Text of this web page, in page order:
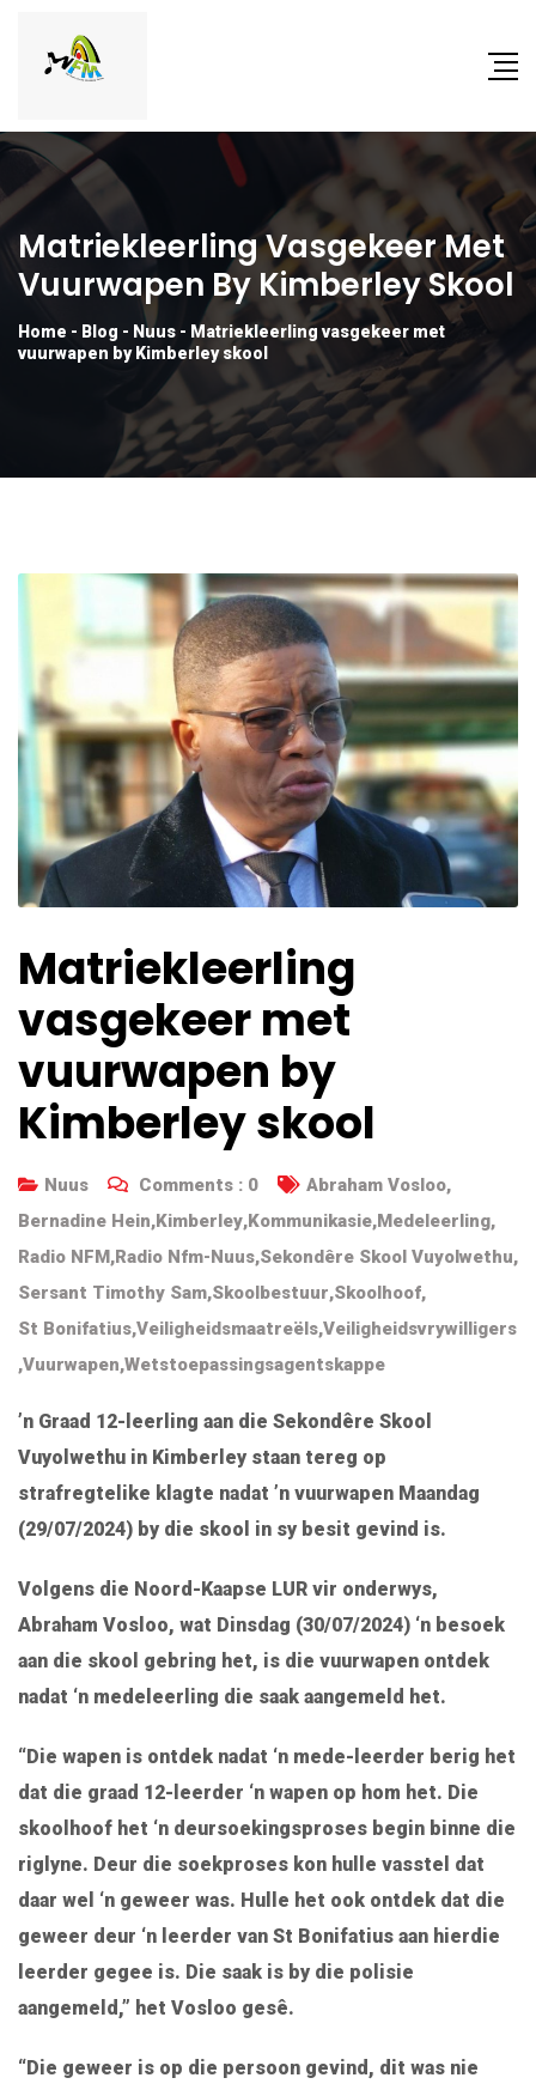
Matriekleerling Vasgekeer Met
Vuurwapen By Kimberley Skool
Home - Blog - Nuus - Matriekleerling vasgekeer met
vuurwapen by Kimberley skool
Matriekleerling
vasgekeer met
vuurwapen by
Kimberley skool
Nuus Comments : 0 Abraham Vosloo,
Bernadine Hein,Kimberley,Kommunikasie,Medeleerling,
Radio NFM,Radio Nfm-Nuus,Sekondêre Skool Vuyolwethu,
Sersant Timothy Sam,Skoolbestuur,Skoolhoof,
St Bonifatius,Veiligheidsmaatreëls,Veiligheidsvrywilligers
,Vuurwapen,Wetstoepassingsagentskappe
’n Graad 12-leerling aan die Sekondêre Skool
Vuyolwethu in Kimberley staan ​​tereg op
strafregtelike klagte nadat ’n vuurwapen Maandag
(29/07/2024) by die skool in sy besit gevind is.
Volgens die Noord-Kaapse LUR vir onderwys,
Abraham Vosloo, wat Dinsdag (30/07/2024) ‘n besoek
aan die skool gebring het, is die vuurwapen ontdek
nadat ‘n medeleerling die saak aangemeld het.
“Die wapen is ontdek nadat ‘n mede-leerder berig het
dat die graad 12-leerder ‘n wapen op hom het. Die
skoolhoof het ‘n deursoekingsproses begin binne die
riglyne. Deur die soekproses kon hulle vasstel dat
daar wel ‘n geweer was. Hulle het ook ontdek dat die
geweer deur ‘n leerder van St Bonifatius aan hierdie
leerder gegee is. Die saak is by die polisie
aangemeld,” het Vosloo gesê.
“Die geweer is op die persoon gevind, dit was nie